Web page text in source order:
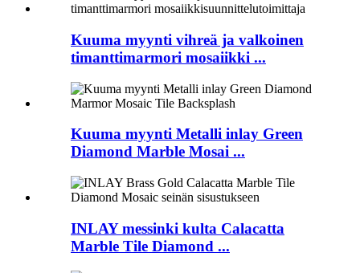
Kuuma myynti vihreä ja valkoinen
timanttimarmori mosaiikki ...
Kuuma myynti Metalli inlay Green
Diamond Marble Mosai ...
INLAY messinki kulta Calacatta
Marble Tile Diamond ...